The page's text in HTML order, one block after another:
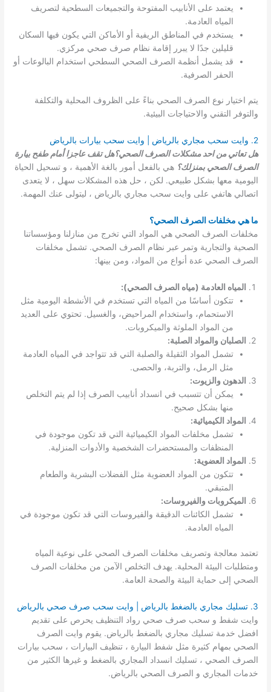
يعتمد على الأنابيب المفتوحة والتجميعات السطحية لتصريف
المياه العادمة.
يستخدم في المناطق الريفية أو الأماكن التي يكون فيها السكان
قليلين جدًا لا يبرر إقامة نظام صرف صحي مركزي.
قد يشمل أنظمة الصرف الصحي السطحي استخدام البالوعات أو
الحفر الصرفية.
يتم اختيار نوع الصرف الصحي بناءً على الظروف المحلية والتكلفة
والتوفر التقني والاحتياجات البيئية.
2. وايت سحب مجاري بالرياض | وايت سحب بيارات بالرياض
هل تعاتي من احد مشكلات الصرف الصحي؟هل تقف عاجزا أمام طفح بيارة
الصرف الصحي بمنزلك؟ هي بالفعل أمور بالغة الأهمية ، و تسحيل الحياة
اليومية معها بشكل طبيعي. لكن ، حل هذه المشكلات سهل ، لا يتعدى
اتصالي هاتفي على وايت سحب مجاري بالرياض ، ليتولى عنك المهمة.
ما هي مخلفات الصرف الصحي؟
مخلفات الصرف الصحي هي المواد التي تخرج من منازلنا ومؤسساتنا
الصحية والتجارية وتمر عبر نظام الصرف الصحي. تشمل مخلفات
الصرف الصحي عدة أنواع من المواد، ومن بينها:
المياه العادمة (مياه الصرف الصحي):
تتكون أساسًا من المياه التي تستخدم في الأنشطة اليومية مثل
الاستحمام، واستخدام المراحيض، والغسيل. تحتوي على العديد
من المواد الملوثة والميكروبات.
الصلبان والمواد الصلبة:
تشمل المواد الثقيلة والصلبة التي قد تتواجد في المياه العادمة
مثل الرمل، والتربة، والحصى.
الدهون والزيوت:
يمكن أن تتسبب في انسداد أنابيب الصرف إذا لم يتم التخلص
منها بشكل صحيح.
المواد الكيميائية:
تشمل مخلفات المواد الكيميائية التي قد تكون موجودة في
المنظفات والمستحضرات الشخصية والأدوات المنزلية.
المواد العضوية:
تتكون من المواد العضوية مثل الفضلات البشرية والطعام
المتبقي.
الميكروبات والفيروسات:
تشمل الكائنات الدقيقة والفيروسات التي قد تكون موجودة في
المياه العادمة.
تعتمد معالجة وتصريف مخلفات الصرف الصحي على نوعية المياه
ومتطلبات البيئة المحلية. يهدف التخلص الآمن من مخلفات الصرف
الصحي إلى حماية البيئة والصحة العامة.
3. تسليك مجاري بالضغط بالرياض | وايت سحب صرف صحي بالرياض
وايت شفط و سحب صرف صحي رواد التنظيف يحرص على تقديم
افضل خدمة تسليك مجاري بالضغط بالرياض. يقوم وايت الصرف
الصحي بمهام كثيرة مثل شفط البيارة ، تنظيف البيارات ، سحب بيارات
الصرف الصحي ، تسليك انسداد المجاري بالضغط و غيرها الكثير من
خدمات المجاري و الصرف الصحي بالرياض.